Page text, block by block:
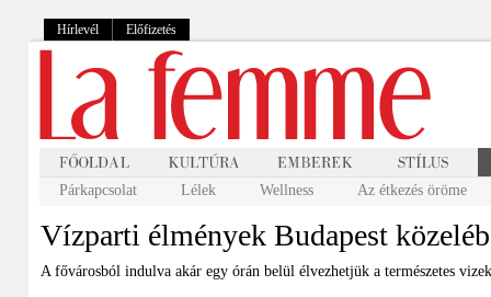
Hírlevél Előfizetés
Párkapcsolat Lélek Wellness Az étkezés öröme
Vízparti élmények Budapest
A fővárosból indulva akár egy órán belül élvezhetjük a természetes